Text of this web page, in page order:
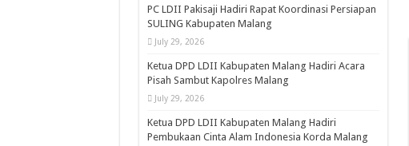
PC LDII Pakisaji Hadiri Rapat Koordinasi Persiapan
SULING Kabupaten Malang
July 29, 2026
Ketua DPD LDII Kabupaten Malang Hadiri Acara
Pisah Sambut Kapolres Malang
July 29, 2026
Ketua DPD LDII Kabupaten Malang Hadiri
Pembukaan Cinta Alam Indonesia Korda Malang